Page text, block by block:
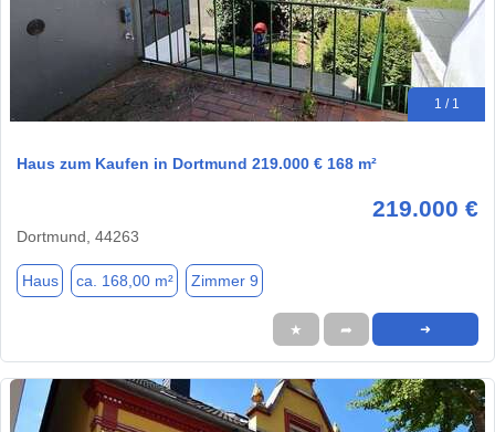
1 / 1
Haus zum Kaufen in Dortmund 219.000 € 168 m²
219.000 €
Dortmund, 44263
Haus ca. 168,00 m² Zimmer 9
★ ➦ ➜